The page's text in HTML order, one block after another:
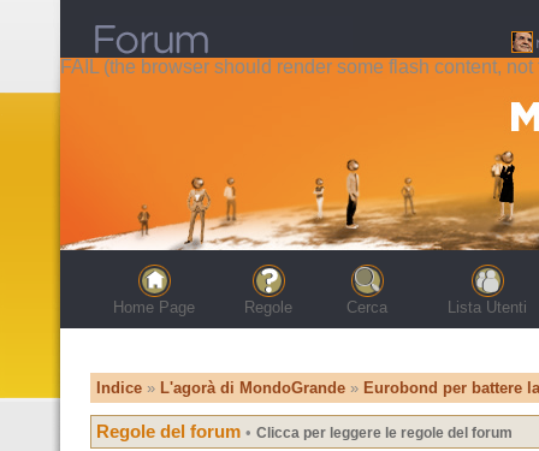
FAIL (the browser should render some flash content, not
Home Page Regole Cerca Lista Utenti
Indice » L'agorà di MondoGrande » Eurobond per battere
Regole del forum • Clicca per leggere le regole del forum